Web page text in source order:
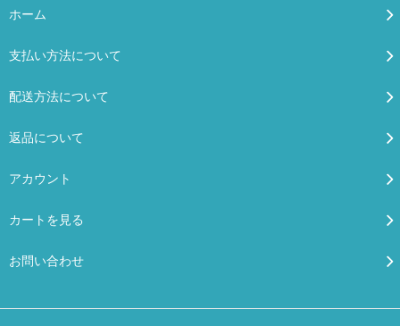
ホーム
支払い方法について
配送方法について
返品について
アカウント
カートを見る
お問い合わせ